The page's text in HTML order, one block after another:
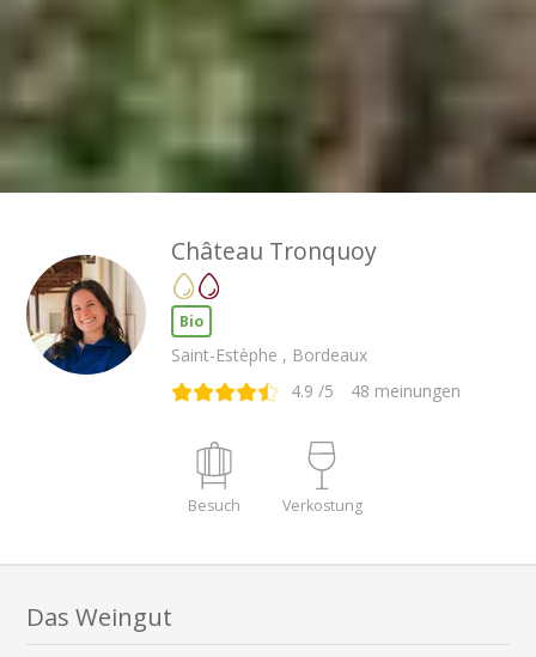
Château Tronquoy
Bio
Saint-Estèphe , Bordeaux
4.9 /5 48 meinungen
Besuch Verkostung
Das Weingut